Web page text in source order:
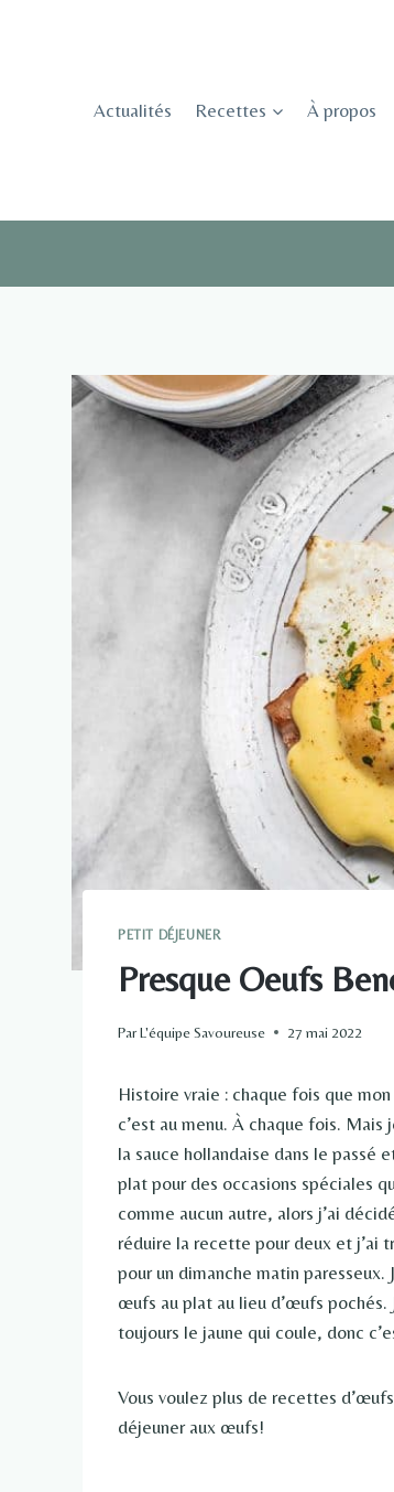
Actualités
Recettes À propos
PETIT DÉJEUNER
Presque Oeufs
ParL'équipe Savoureuse 27 mai 2022
Histoire vraie : chaque fois que
c’est au menu. À chaque fois. Mais
la sauce hollandaise dans le passé
plat pour des occasions spéciales
comme aucun autre, alors j’ai
réduire la recette pour deux et j’ai
pour un dimanche matin
œufs au plat au lieu d’œufs
toujours le jaune qui coule, donc
Vous voulez plus de recettes
déjeuner aux œufs!